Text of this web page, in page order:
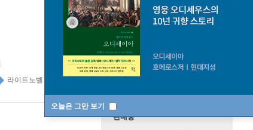
오늘은 그만 보기
라이트노벨 top100 4주
판매중